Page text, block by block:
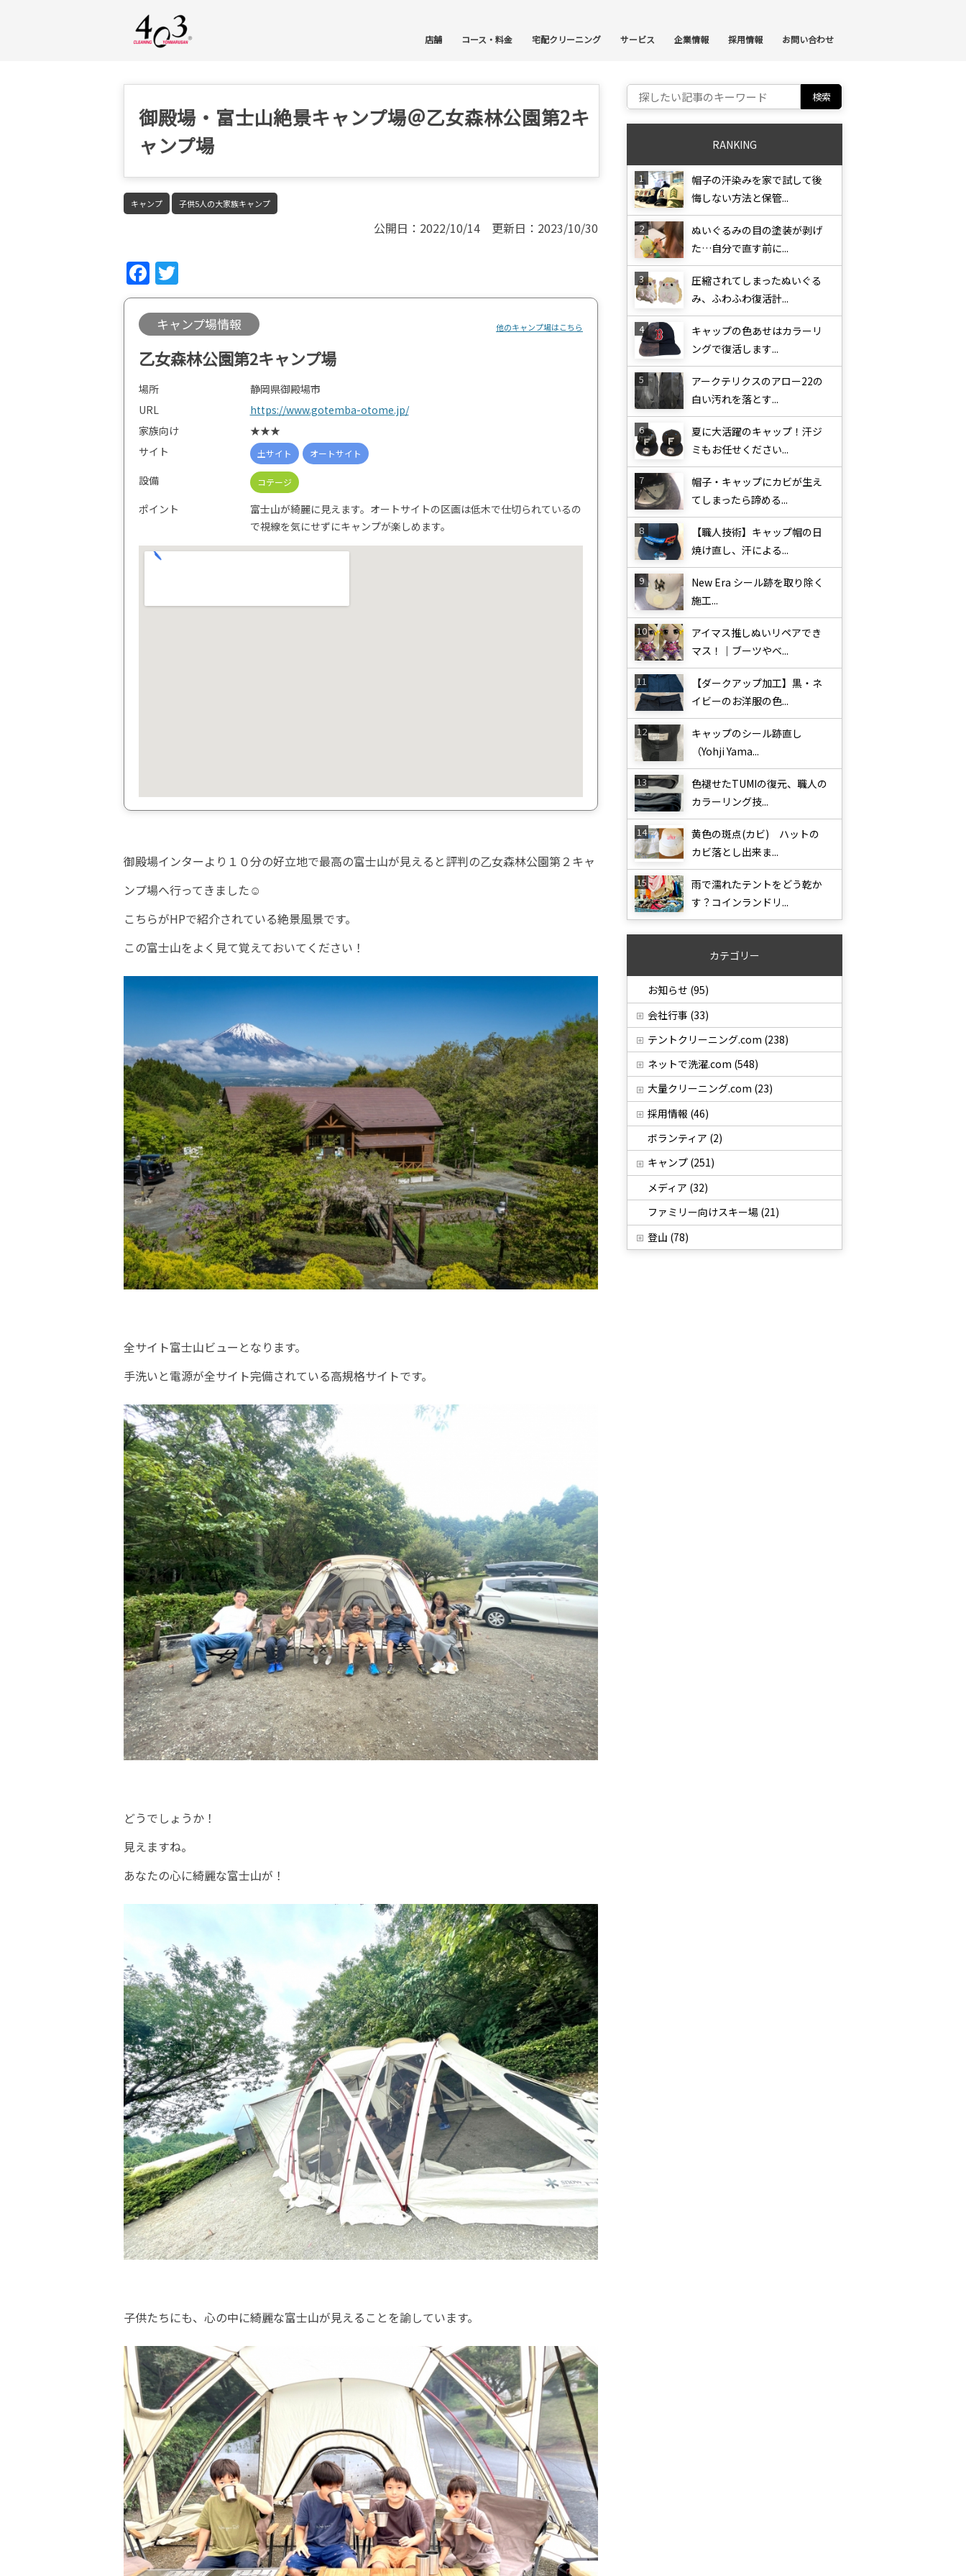
店舗 コース・料金 宅配クリーニング サービス 企業情報 採用情報 お問い合わせ
御殿場・富士山絶景キャンプ場＠乙女森林公園第2キ
ャンプ場
キャンプ 子供5人の大家族キャンプ
公開日：2022/10/14 更新日：2023/10/30
Fac
ebo
ok
tter
キャンプ場情報 他のキャンプ場はこちら
乙女森林公園第2キャンプ場
場所
静岡県御殿場市
URL
https://www.gotemba-otome.jp/
家族向け
★★★
サイト
土サイト オートサイト
設備 コテージ
ポイント
富士山が綺麗に見えます。オートサイトの区画は低木で仕切られているの
で視線を気にせずにキャンプが楽しめます。
御殿場インターより１０分の好立地で最高の富士山が見えると評判の乙女森林公園第２キャ
ンプ場へ行ってきました☺
こちらがHPで紹介されている絶景風景です。
この富士山をよく見て覚えておいてください！
全サイト富士山ビューとなります。
手洗いと電源が全サイト完備されている高規格サイトです。
どうでしょうか！
見えますね。
あなたの心に綺麗な富士山が！
子供たちにも、心の中に綺麗な富士山が見えることを諭しています。
Search for:
RANKING
帽子の汗染みを家で試して後
悔しない方法と保管...
ぬいぐるみの目の塗装が剥げ
た…自分で直す前に...
圧縮されてしまったぬいぐる
み、ふわふわ復活計...
キャップの色あせはカラーリ
ングで復活します...
アークテリクスのアロー22の
白い汚れを落とす...
夏に大活躍のキャップ！汗ジ
ミもお任せください...
帽子・キャップにカビが生え
てしまったら諦める...
【職人技術】キャップ帽の日
焼け直し、汗による...
New Era シール跡を取り除く
施工...
アイマス推しぬいリペアでき
マス！｜ブーツやベ...
【ダークアップ加工】黒・ネ
イビーのお洋服の色...
キャップのシール跡直し
（Yohji Yama...
色褪せたTUMIの復元、職人の
カラーリング技...
黄色の斑点(カビ) ハットの
カビ落とし出来ま...
雨で濡れたテントをどう乾か
す？コインランドリ...
カテゴリー
お知らせ (95)
会社行事 (33)
テントクリーニング.com (238)
ネットで洗濯.com (548)
大量クリーニング.com (23)
採用情報 (46)
ボランティア (2)
キャンプ (251)
メディア (32)
ファミリー向けスキー場 (21)
登山 (78)